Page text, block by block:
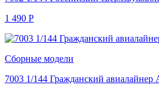
1 490 Р
Сборные модели
7003 1/144 Гражданский авиалайнер